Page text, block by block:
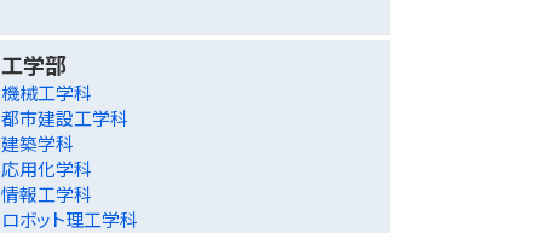
工学部
機械工学科
都市建設工学科
建築学科
応用化学科
情報工学科
ロボット理工学科